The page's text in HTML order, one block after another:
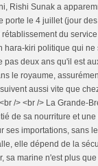
Rishi Sunak a
porte le 4 juillet (jour
du
hara-kiri politique qui
pas deux ans qu'il est
le royaume,
aussi vite que
/> <br /> La Grande-
de sa nourriture et
ses importations, sans
elle dépend de la
sa marine n'est plus